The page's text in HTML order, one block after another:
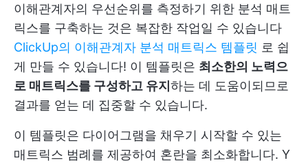
이해관계자의 우선순위를 측정하기 위한 분석 매트
릭스를 구축하는 것은 복잡한 작업일 수 있습니다
ClickUp의 이해관계자 분석 매트릭스 템플릿 로 쉽
게 만들 수 있습니다! 이 템플릿은 최소한의 노력으
로 매트릭스를 구성하고 유지 하는 데 도움이되므로
결과를 얻는 데 집중할 수 있습니다.
이 템플릿은 다이어그램을 채우기 시작할 수 있는
매트릭스 범례를 제공하여 혼란을 최소화합니다. Y